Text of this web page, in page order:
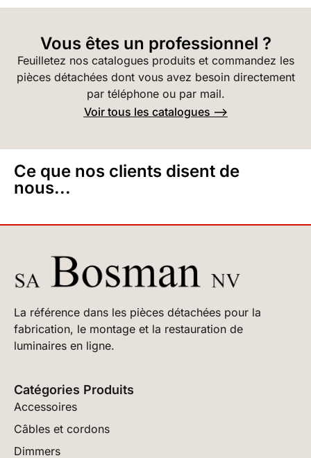
Vous êtes un professionnel ?
Feuilletez nos catalogues produits et commandez les
pièces détachées dont vous avez besoin directement
par téléphone ou par mail.
Voir tous les catalogues -->
Ce que nos clients disent de
nous...
La référence dans les pièces détachées pour la
fabrication, le montage et la restauration de
luminaires en ligne.
Catégories Produits
Accessoires
Câbles et cordons
Dimmers